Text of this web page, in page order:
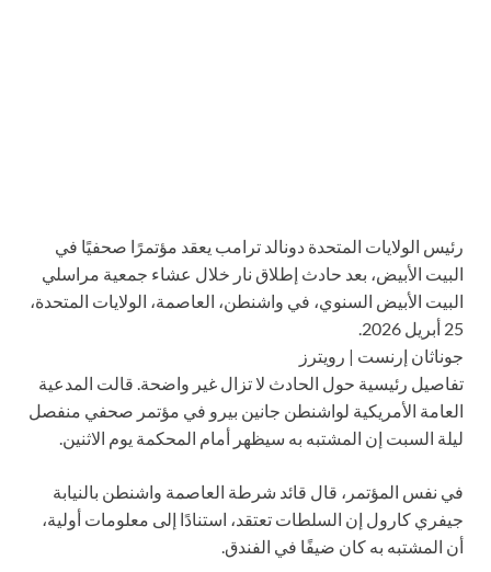
رئيس الولايات المتحدة دونالد ترامب يعقد مؤتمرًا صحفيًا في
البيت الأبيض، بعد حادث إطلاق نار خلال عشاء جمعية مراسلي
البيت الأبيض السنوي، في واشنطن، العاصمة، الولايات المتحدة،
25 أبريل 2026.
جوناثان إرنست | رويترز
تفاصيل رئيسية حول الحادث لا تزال غير واضحة. قالت المدعية
العامة الأمريكية لواشنطن جانين بيرو في مؤتمر صحفي منفصل
ليلة السبت إن المشتبه به سيظهر أمام المحكمة يوم الاثنين.
في نفس المؤتمر، قال قائد شرطة العاصمة واشنطن بالنيابة
جيفري كارول إن السلطات تعتقد، استنادًا إلى معلومات أولية،
أن المشتبه به كان ضيفًا في الفندق.